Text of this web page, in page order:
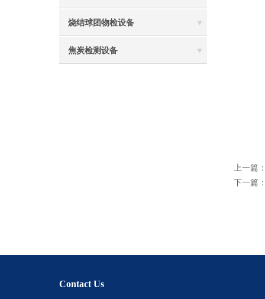
烧结球团物检设备
焦炭检测设备
上一篇
下一篇
Contact Us